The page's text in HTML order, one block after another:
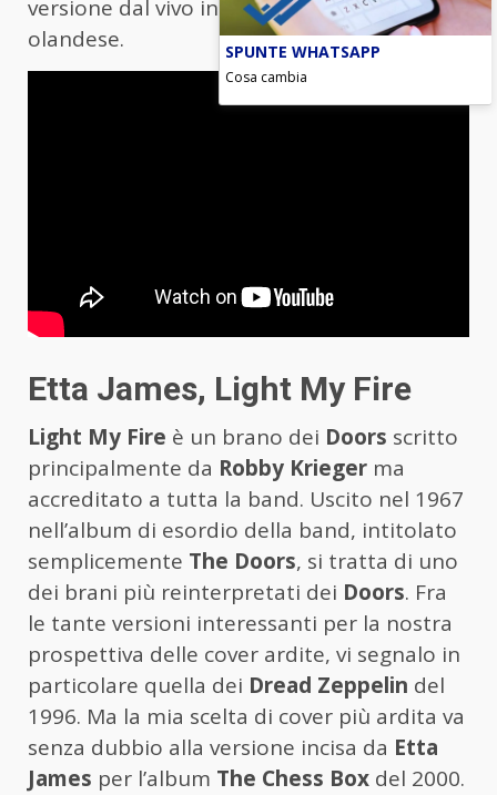
versione dal vivo in uno studio televisivo
olandese.
Etta James, Light My Fire
Light My Fire è un brano dei Doors scritto
principalmente da Robby Krieger ma
accreditato a tutta la band. Uscito nel 1967
nell’album di esordio della band, intitolato
semplicemente The Doors, si tratta di uno
dei brani più reinterpretati dei Doors. Fra
le tante versioni interessanti per la nostra
prospettiva delle cover ardite, vi segnalo in
particolare quella dei Dread Zeppelin del
1996. Ma la mia scelta di cover più ardita va
senza dubbio alla versione incisa da Etta
James per l’album The Chess Box del 2000.
SPUNTE WHATSAPP
Cosa cambia